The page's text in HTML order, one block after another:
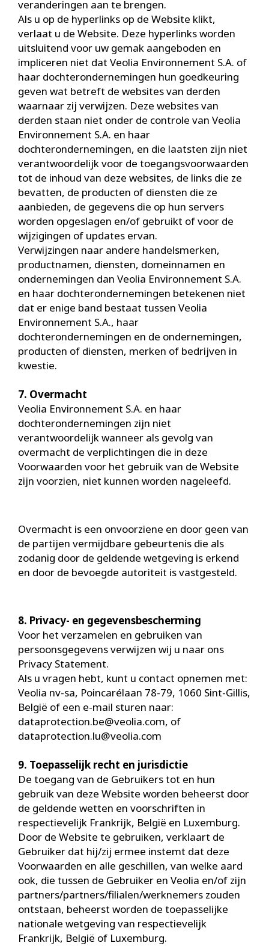
veranderingen aan te brengen.
Als u op de hyperlinks op de Website klikt,
verlaat u de Website. Deze hyperlinks worden
uitsluitend voor uw gemak aangeboden en
impliceren niet dat Veolia Environnement S.A. of
haar dochterondernemingen hun goedkeuring
geven wat betreft de websites van derden
waarnaar zij verwijzen. Deze websites van
derden staan niet onder de controle van Veolia
Environnement S.A. en haar
dochterondernemingen, en die laatsten zijn niet
verantwoordelijk voor de toegangsvoorwaarden
tot de inhoud van deze websites, de links die ze
bevatten, de producten of diensten die ze
aanbieden, de gegevens die op hun servers
worden opgeslagen en/of gebruikt of voor de
wijzigingen of updates ervan.
Verwijzingen naar andere handelsmerken,
productnamen, diensten, domeinnamen en
ondernemingen dan Veolia Environnement S.A.
en haar dochterondernemingen betekenen niet
dat er enige band bestaat tussen Veolia
Environnement S.A., haar
dochterondernemingen en de ondernemingen,
producten of diensten, merken of bedrijven in
kwestie.
7. Overmacht
Veolia Environnement S.A. en haar
dochterondernemingen zijn niet
verantwoordelijk wanneer als gevolg van
overmacht de verplichtingen die in deze
Voorwaarden voor het gebruik van de Website
zijn voorzien, niet kunnen worden nageleefd.
Overmacht is een onvoorziene en door geen van
de partijen vermijdbare gebeurtenis die als
zodanig door de geldende wetgeving is erkend
en door de bevoegde autoriteit is vastgesteld.
8. Privacy- en gegevensbescherming
Voor het verzamelen en gebruiken van
persoonsgegevens verwijzen wij u naar ons
Privacy Statement.
Als u vragen hebt, kunt u contact opnemen met:
Veolia nv-sa, Poincarélaan 78-79, 1060 Sint-Gillis,
België of een e-mail sturen naar:
dataprotection.be@veolia.com, of
dataprotection.lu@veolia.com
9. Toepasselijk recht en jurisdictie
De toegang van de Gebruikers tot en hun
gebruik van deze Website worden beheerst door
de geldende wetten en voorschriften in
respectievelijk Frankrijk, België en Luxemburg.
Door de Website te gebruiken, verklaart de
Gebruiker dat hij/zij ermee instemt dat deze
Voorwaarden en alle geschillen, van welke aard
ook, die tussen de Gebruiker en Veolia en/of zijn
partners/partners/filialen/werknemers zouden
ontstaan, beheerst worden de toepasselijke
nationale wetgeving van respectievelijk
Frankrijk, België of Luxemburg.